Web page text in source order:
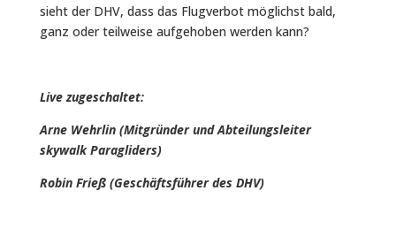
sieht der DHV, dass das Flugverbot möglichst bald,
ganz oder teilweise aufgehoben werden kann?
Live zugeschaltet:
Arne Wehrlin (Mitgründer und Abteilungsleiter
skywalk Paragliders)
Robin Frieß (Geschäftsführer des DHV)